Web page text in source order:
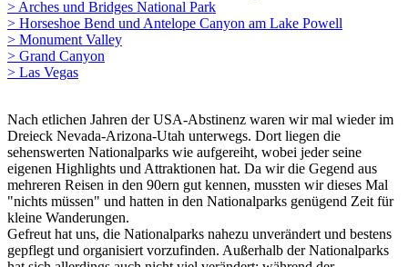
> Arches und Bridges National Park
> Horseshoe Bend und Antelope Canyon am Lake Powell
> Monument Valley
> Grand Canyon
> Las Vegas
Nach etlichen Jahren der USA-Abstinenz waren wir mal wieder im
Dreieck Nevada-Arizona-Utah unterwegs. Dort liegen die
sehenswerten Nationalparks wie aufgereiht, wobei jeder seine
eigenen Highlights und Attraktionen hat. Da wir die Gegend aus
mehreren Reisen in den 90ern gut kennen, mussten wir dieses Mal
"nichts müssen" und hatten in den Nationalparks genügend Zeit für
kleine Wanderungen.
Gefreut hat uns, die Nationalparks nahezu unverändert und bestens
gepflegt und organisiert vorzufinden. Außerhalb der Nationalparks